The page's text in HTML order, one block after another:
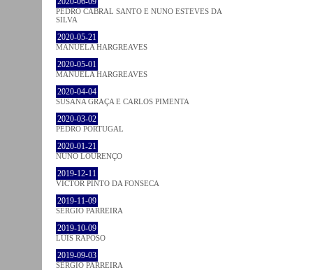
PEDRO CABRAL SANTO E NUNO ESTEVES DA
SILVA
2020-05-21
MANUELA HARGREAVES
2020-05-01
MANUELA HARGREAVES
2020-04-04
SUSANA GRAÇA E CARLOS PIMENTA
2020-03-02
PEDRO PORTUGAL
2020-01-21
NUNO LOURENÇO
2019-12-11
VICTOR PINTO DA FONSECA
2019-11-09
SÉRGIO PARREIRA
2019-10-09
LUÍS RAPOSO
2019-09-03
SÉRGIO PARREIRA